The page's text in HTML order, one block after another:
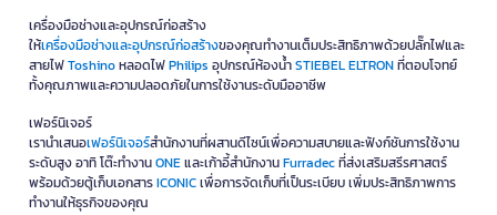
เครื่องมือช่างและอุปกรณ์ก่อสร้าง
ให้เครื่องมือช่างและอุปกรณ์ก่อสร้างของคุณทำงานเต็มประสิทธิภาพด้วยปลั๊กไฟและ
สายไฟToshinoหลอดไฟPhilips อุปกรณ์ห้องน้ำSTIEBEL ELTRONที่ตอบโจทย์
ทั้งคุณภาพและความปลอดภัยในการใช้งานระดับมืออาชีพ
เฟอร์นิเจอร์
เรานำเสนอเฟอร์นิเจอร์สำนักงานที่ผสานดีไซน์เพื่อความสบายและฟังก์ชันการใช้งาน
ระดับสูง อาทิ โต๊ะทำงานONEและเก้าอี้สำนักงานFurradecที่ส่งเสริมสรีรศาสตร์
พร้อมด้วยตู้เก็บเอกสารICONICเพื่อการจัดเก็บที่เป็นระเบียบ เพิ่มประสิทธิภาพการ
ทำงานให้ธุรกิจของคุณ